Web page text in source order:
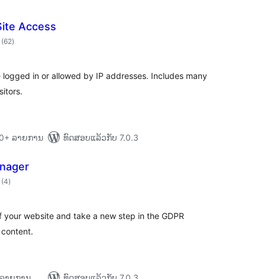
Access
(62ຄະແນນ
ທັງໝົດ
)
in or allowed by IP addresses. Includes many
ລາຍການ
ທົດສອບແລ້ວກັບ 7.0.3
(4ຄະແນນ
ທັງໝົດ
)
website and take a new step in the GDPR